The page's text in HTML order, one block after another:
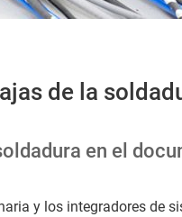
de la
en el
y los integradores de